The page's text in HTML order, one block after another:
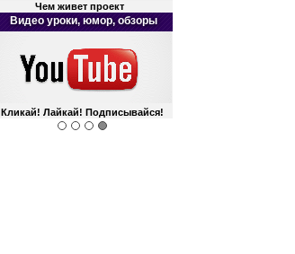
Чем живет проект
Видео уроки, юмор, обзоры
Кликай! Лайкай! Подписывайся!